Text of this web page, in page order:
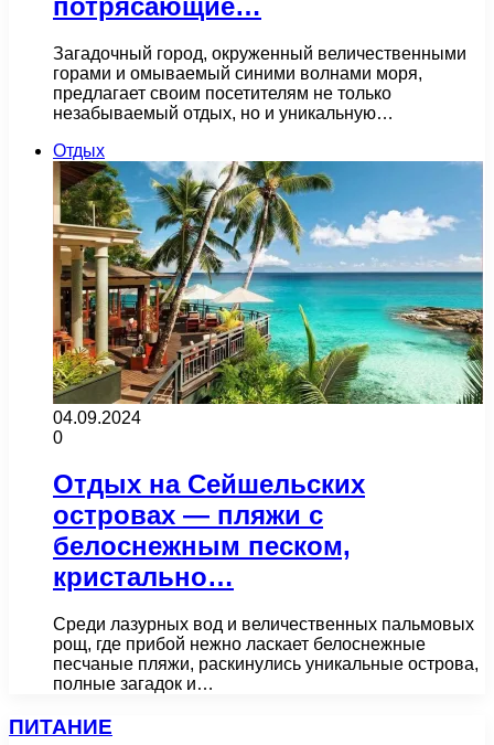
Загадочный город, окруженный величественными
горами и омываемый синими волнами моря,
предлагает своим посетителям не только
незабываемый отдых, но и уникальную…
Отдых
04.09.2024
0
Отдых на Сейшельских
островах — пляжи с
белоснежным песком,
кристально…
Среди лазурных вод и величественных пальмовых
рощ, где прибой нежно ласкает белоснежные
песчаные пляжи, раскинулись уникальные острова,
полные загадок и…
ПИТАНИЕ